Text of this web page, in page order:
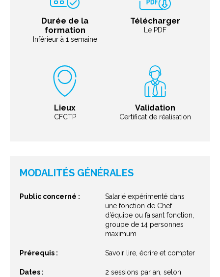
Durée de la
formation
Inférieur à 1 semaine
Télécharger
Le PDF
Lieux
CFCTP
Validation
Certificat de réalisation
MODALITÉS GÉNÉRALES
Public concerné :
Salarié expérimenté dans
une fonction de Chef
d’équipe ou faisant fonction,
groupe de 14 personnes
maximum.
Prérequis : Savoir lire, écrire et compter
Dates :
2 sessions par an, selon